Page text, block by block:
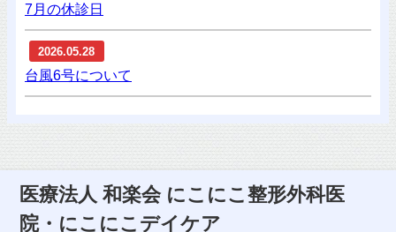
7月の休診日
2026.05.28
台風6号について
医療法人 和楽会 にこにこ整形外科医
院・にこにこデイケア